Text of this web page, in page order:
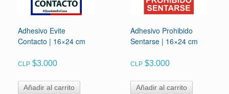
Adhesivo Evite
Contacto | 16×24 cm
CLP $3.000
Añadir al carrito
Adhesivo Prohibido
Sentarse | 16×24 cm
CLP $3.000
Añadir al carrito